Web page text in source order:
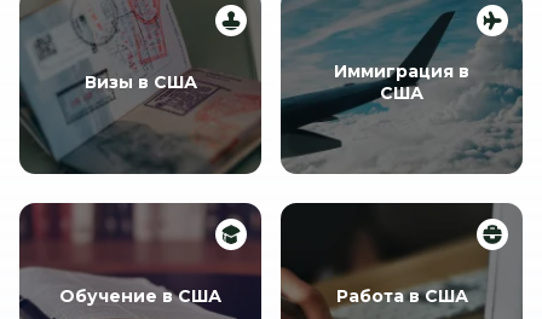
Визы в США
Иммиграция в
США
Обучение в США Работа в США